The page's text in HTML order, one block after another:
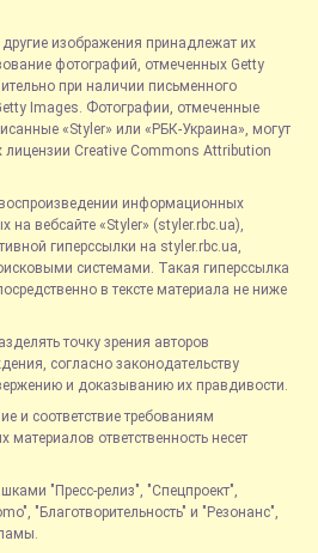
изображения принадлежат их
фотографий, отмеченных Getty
при наличии письменного
Images. Фотографии, отмеченные
«Styler» или «РБК-Украина», могут
лицензии Creative Commons Attribution
информационных
на вебсайте «Styler» (styler.rbc.ua),
гиперссылки на styler.rbc.ua,
системами. Такая гиперссылка
в тексте материала не ниже
точку зрения авторов
согласно законодательству
и доказыванию их правдивости.
и соответствие требованиям
материалов ответственность несет
"Пресс-релиз", "Спецпроект",
"Благотворительность" и "Резонанс",